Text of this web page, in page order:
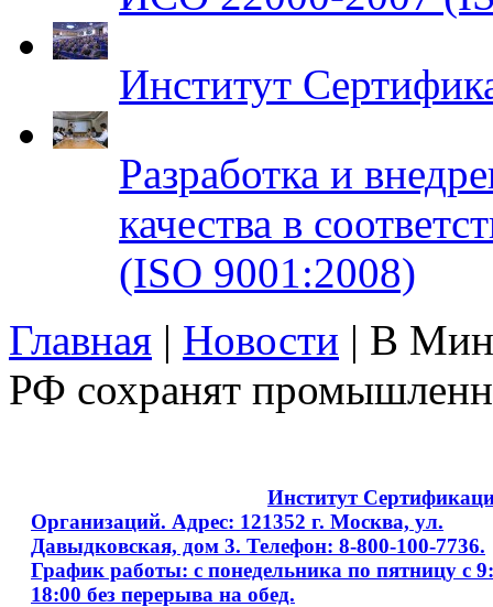
Институт
Разработка и
качества в
(ISO 9001:2008)
Главная | Новости | В
РФ сохранят
Институт
Организаций. Адрес: 121352 г. Москва, ул.
Давыдковская, дом 3. Телефон: 8-800-100-7736.
График работы: с понедельника по пятницу с
18:00 без перерыва на обед.